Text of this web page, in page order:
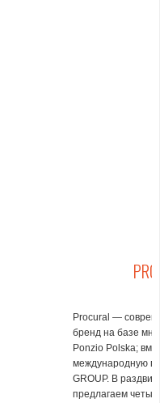
Procural —
бренд на базе
Ponzio Polska;
международную
GROUP. В
предлагаем